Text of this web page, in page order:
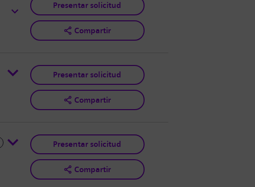
Presentar solicitud
Compartir
Presentar solicitud
Compartir
Presentar solicitud
Compartir